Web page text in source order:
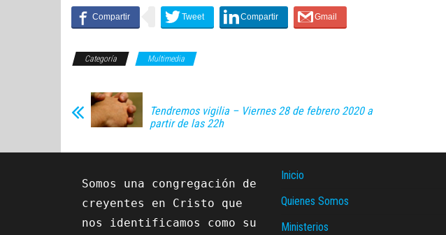
Categoría Multimedia
Tendremos vigilia – Viernes 28 de febrero 2020 a
partir de las 22h
Somos una congregación de
creyentes en Cristo que
nos identificamos como su
Inicio
Quienes Somos
Ministerios